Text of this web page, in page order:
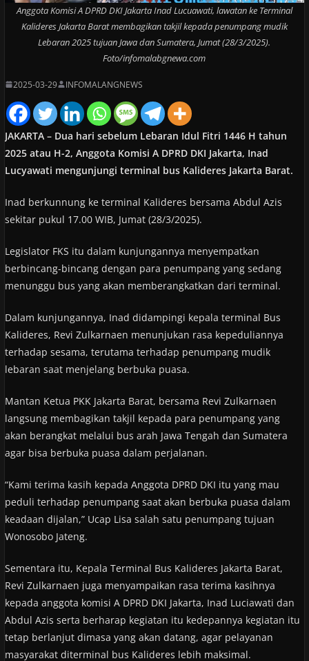
Anggota Komisi A DPRD DKI Jakarta Inad Lucuawati, lawatan ke Terminal
Kalideres Jakarta Barat membagikan takjil kepada penumpang mudik
Lebaran 2025 tujuan Jawa dan Sumatera, Jumat (28/3/2025).
Foto/infomalabgnewa.com
2025-03-29 INFOMALANGNEWS
JAKARTA – Dua hari sebelum Lebaran Idul Fitri 1446 H tahun
2025 atau H-2, Anggota Komisi A DPRD DKI Jakarta, Inad
Lucyawati mengunjungi terminal bus Kalideres Jakarta Barat.
Inad berkunnung ke terminal Kalideres bersama Abdul Azis
sekitar pukul 17.00 WIB, Jumat (28/3/2025).
Legislator FKS itu dalam kunjungannya menyempatkan
berbincang-bincang dengan para penumpang yang sedang
menunggu bus yang akan memberangkatkan dari terminal.
Dalam kunjungannya, Inad didampingi kepala terminal Bus
Kalideres, Revi Zulkarnaen menunjukan rasa kepeduliannya
terhadap sesama, terutama terhadap penumpang mudik
lebaran saat menjelang berbuka puasa.
Mantan Ketua PKK Jakarta Barat, bersama Revi Zulkarnaen
langsung membagikan takjil kepada para penumpang yang
akan berangkat melalui bus arah Jawa Tengah dan Sumatera
agar bisa berbuka puasa dalam perjalanan.
“Kami terima kasih kepada Anggota DPRD DKI itu yang mau
peduli terhadap penumpang saat akan berbuka puasa dalam
keadaan dijalan,” Ucap Lisa salah satu penumpang tujuan
Wonosobo Jateng.
Sementara itu, Kepala Terminal Bus Kalideres Jakarta Barat,
Revi Zulkarnaen juga menyampaikan rasa terima kasihnya
kepada anggota komisi A DPRD DKI Jakarta, Inad Luciawati dan
Abdul Azis serta berharap kegiatan itu kedepannya kegiatan itu
tetap berlanjut dimasa yang akan datang, agar pelayanan
masyarakat diterminal bus Kalideres lebih maksimal.